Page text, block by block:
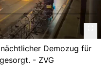
Demozug für
- ZVG